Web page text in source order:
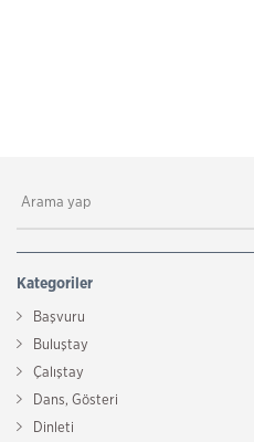
Kategoriler
Başvuru
Buluştay
Çalıştay
Dans, Gösteri
Dinleti